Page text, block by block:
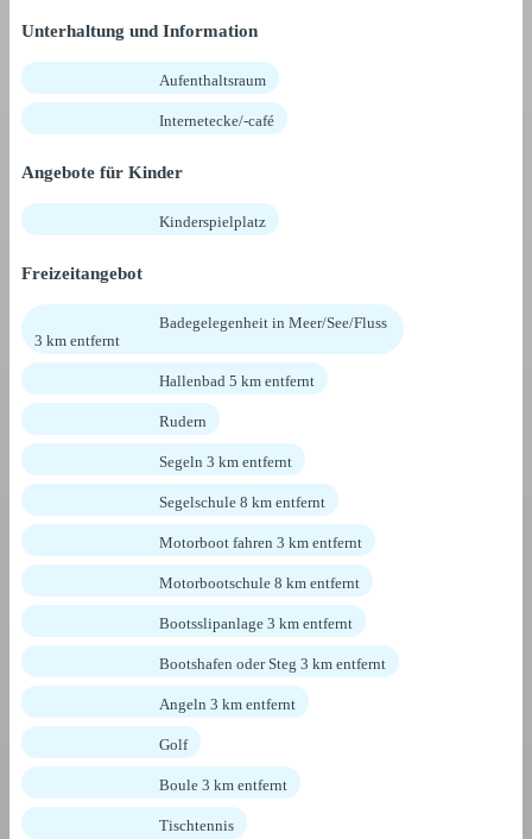
Unterhaltung und Information
Aufenthaltsraum
Internetecke/-café
Angebote für Kinder
Kinderspielplatz
Freizeitangebot
Badegelegenheit in Meer/See/Fluss
3 km entfernt
Hallenbad 5 km entfernt
Rudern
Segeln 3 km entfernt
Segelschule 8 km entfernt
Motorboot fahren 3 km entfernt
Motorbootschule 8 km entfernt
Bootsslipanlage 3 km entfernt
Bootshafen oder Steg 3 km entfernt
Angeln 3 km entfernt
Golf
Boule 3 km entfernt
Tischtennis